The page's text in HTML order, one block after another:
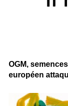
OGM,
européen